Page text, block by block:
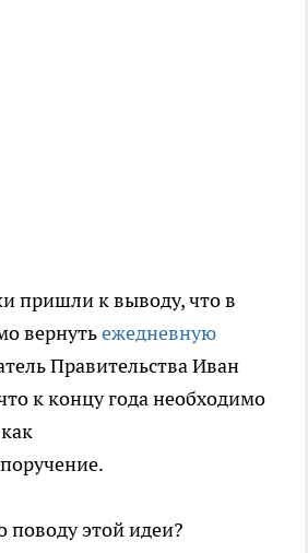
пришли к выводу, что в
вернутьежедневную
Правительства Иван
к концу года необходимо
поводу этой идеи?